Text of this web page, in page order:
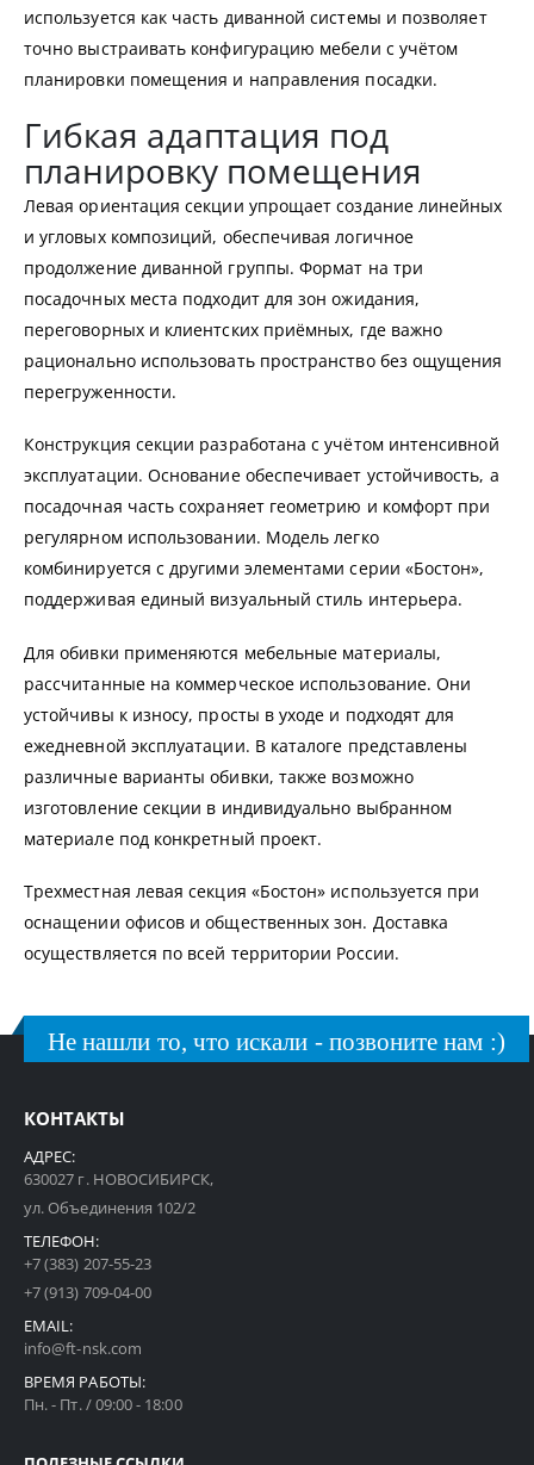
используется как часть диванной системы и позволяет
точно выстраивать конфигурацию мебели с учётом
планировки помещения и направления посадки.
Гибкая адаптация под
планировку помещения
Левая ориентация секции упрощает создание линейных
и угловых композиций, обеспечивая логичное
продолжение диванной группы. Формат на три
посадочных места подходит для зон ожидания,
переговорных и клиентских приёмных, где важно
рационально использовать пространство без ощущения
перегруженности.
Конструкция секции разработана с учётом интенсивной
эксплуатации. Основание обеспечивает устойчивость, а
посадочная часть сохраняет геометрию и комфорт при
регулярном использовании. Модель легко
комбинируется с другими элементами серии «Бостон»,
поддерживая единый визуальный стиль интерьера.
Для обивки применяются мебельные материалы,
рассчитанные на коммерческое использование. Они
устойчивы к износу, просты в уходе и подходят для
ежедневной эксплуатации. В каталоге представлены
различные варианты обивки, также возможно
изготовление секции в индивидуально выбранном
материале под конкретный проект.
Трехместная левая секция «Бостон» используется при
оснащении офисов и общественных зон. Доставка
осуществляется по всей территории России.
Не нашли то, что искали - позвоните нам :)
КОНТАКТЫ
АДРЕС:
630027 г. НОВОСИБИРСК,
ул. Объединения 102/2
ТЕЛЕФОН:
+7 (383) 207-55-23
+7 (913) 709-04-00
EMAIL:
info@ft-nsk.com
ВРЕМЯ РАБОТЫ:
Пн. - Пт. / 09:00 - 18:00